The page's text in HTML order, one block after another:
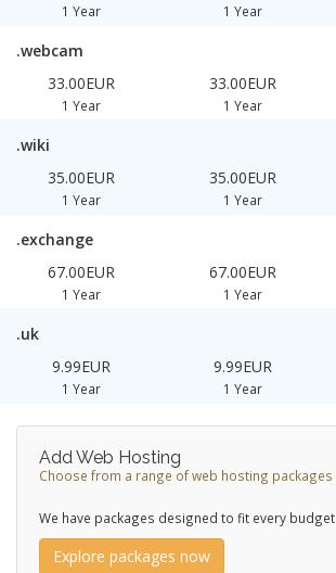
1 Year 1 Year
.webcam
33.00EUR
1 Year
33.00EUR
1 Year
.wiki
35.00EUR
1 Year
35.00EUR
1 Year
.exchange
67.00EUR
1 Year
67.00EUR
1 Year
.uk
9.99EUR
1 Year
9.99EUR
1 Year
Add Web Hosting
Choose from a range of web hosting packages
We have packages designed to fit every budget
Explore packages now